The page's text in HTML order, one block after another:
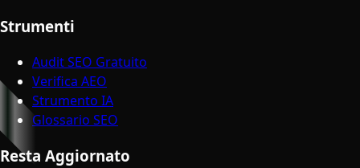
Strumenti
Audit SEO Gratuito
Verifica AEO
Strumento IA
Glossario SEO
Resta Aggiornato